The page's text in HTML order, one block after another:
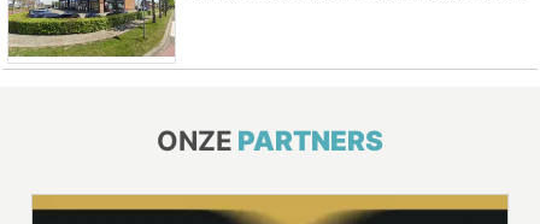
ONZE PARTNERS